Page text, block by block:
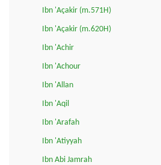
Ibn 'Açakir (m.571H)
Ibn 'Açakir (m.620H)
Ibn 'Achir
Ibn 'Achour
Ibn 'Allan
Ibn 'Aqil
Ibn 'Arafah
Ibn 'Atiyyah
Ibn Abi Jamrah